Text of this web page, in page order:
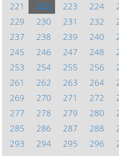
221
222 223 224
229
230 231 232
237
238 239 240
245
246 247 248
253
254 255 256
261
262 263 264
269
270 271 272
277
278 279 280
285
286 287 288
293
294 295 296